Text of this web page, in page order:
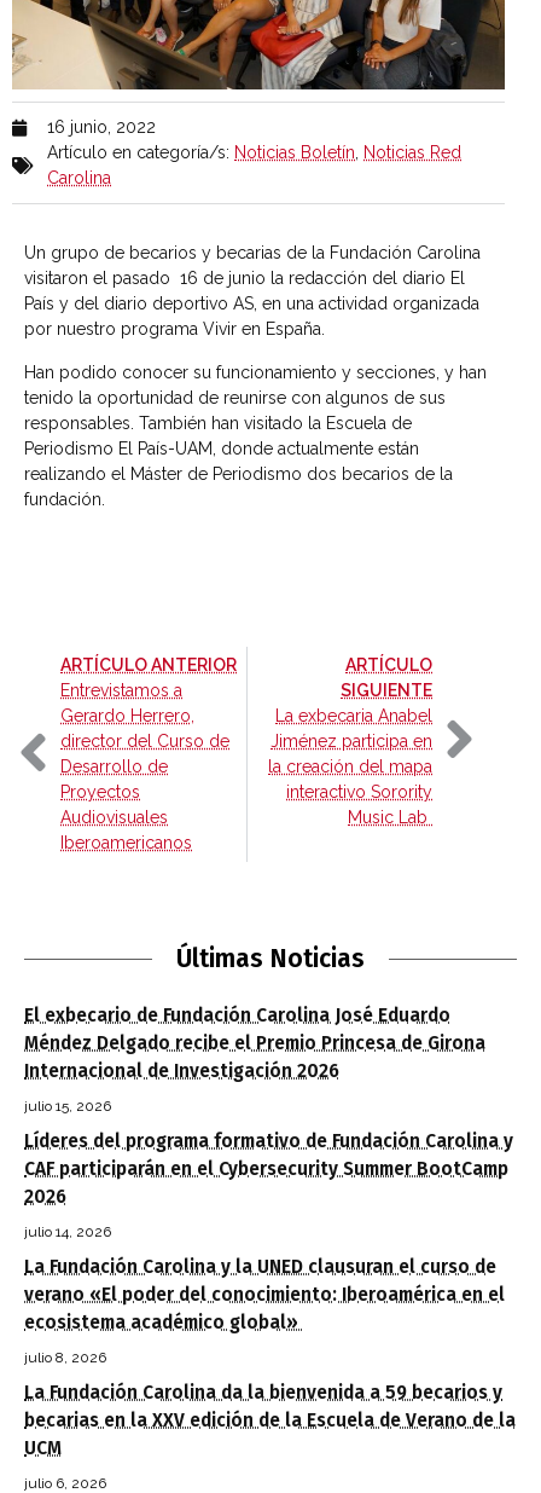
16 junio, 2022
Artículo en categoría/s: Noticias Boletín
Noticias Red
Carolina
Un grupo de becarios y becarias de la Fundación Carolina
visitaron el pasado 16 de junio la redacción del diario El
País y del diario deportivo AS, en una actividad organizada
por nuestro programa Vivir en España.
Han podido conocer su funcionamiento y secciones, y han
tenido la oportunidad de reunirse con algunos de sus
responsables. También han visitado la Escuela de
Periodismo El País-UAM, donde actualmente están
realizando el Máster de Periodismo dos becarios de la
fundación.
ARTÍCULO ANTERIOR-
Entrevistamos a
Gerardo Herrero,
director del Curso de
Desarrollo de
Proyectos
Audiovisuales
Iberoamericanos
ARTÍCULO
SIGUIENTE-
La exbecaria Anabel
Jiménez participa en
la creación del mapa
interactivo Sorority
Music Lab
Últimas Noticias
El exbecario de Fundación Carolina José Eduardo
Méndez Delgado recibe el Premio Princesa de Girona
Internacional de Investigación 2026
julio 15, 2026
Líderes del programa formativo de Fundación Carolina y
CAF participarán en el Cybersecurity Summer BootCamp
2026
julio 14, 2026
La Fundación Carolina y la UNED clausuran el curso de
verano «El poder del conocimiento: Iberoamérica en el
ecosistema académico global»
julio 8, 2026
La Fundación Carolina da la bienvenida a 59 becarios y
becarias en la XXV edición de la Escuela de Verano de la
UCM
julio 6, 2026